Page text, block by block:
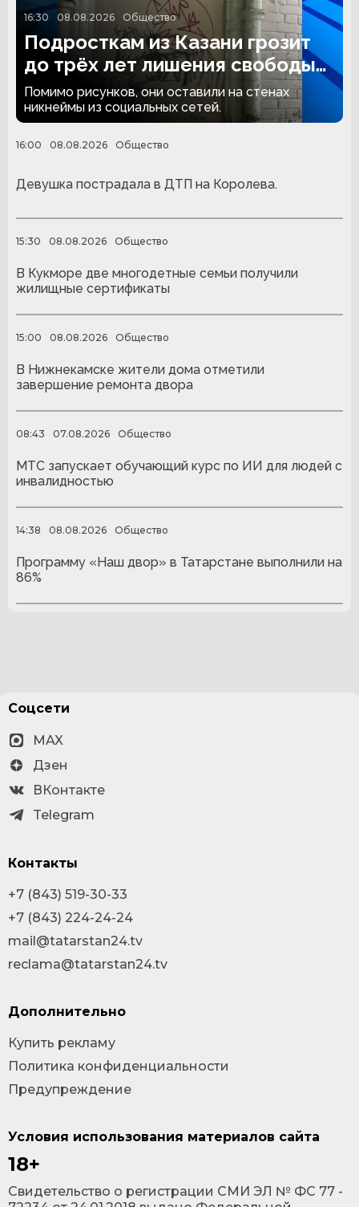
16:30 08.08.2026 Общество
Подросткам из Казани грозит
до трёх лет лишения свободы
за граффити
Помимо рисунков, они оставили на стенах
никнеймы из социальных сетей.
16:00 08.08.2026 Общество
Девушка пострадала в ДТП на Королева.
15:30 08.08.2026 Общество
В Кукморе две многодетные семьи получили
жилищные сертификаты
15:00 08.08.2026 Общество
В Нижнекамске жители дома отметили
завершение ремонта двора
08:43 07.08.2026 Общество
МТС запускает обучающий курс по ИИ для людей с
инвалидностью
14:38 08.08.2026 Общество
Программу «Наш двор» в Татарстане выполнили на
86%
Условия использования материалов сайта
18+
Cвидетельство о регистрации СМИ ЭЛ № ФС 77 -
Соцсети
MAX
Дзен
ВКонтакте
Telegram
Контакты
+7 (843) 519-30-33
+7 (843) 224-24-24
mail@tatarstan24.tv
reclama@tatarstan24.tv
Дополнительно
Купить рекламу
Политика конфиденциальности
Предупреждение